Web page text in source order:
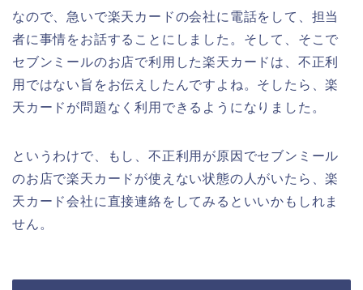
なので、急いで楽天カードの会社に電話をして、担当
者に事情をお話することにしました。そして、そこで
セブンミールのお店で利用した楽天カードは、不正利
用ではない旨をお伝えしたんですよね。そしたら、楽
天カードが問題なく利用できるようになりました。
というわけで、もし、不正利用が原因でセブンミール
のお店で楽天カードが使えない状態の人がいたら、楽
天カード会社に直接連絡をしてみるといいかもしれま
せん。